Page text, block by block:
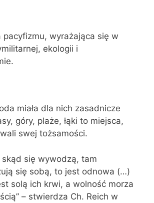
pacyfizmu, wyrażająca się w
ekologii i
miała dla nich zasadnicze
góry, plaże, łąki to miejsca,
swej tożsamości.
skąd się wywodzą, tam
się sobą, to jest odnowa (…)
solą ich krwi, a wolność morza
– stwierdza Ch. Reich w